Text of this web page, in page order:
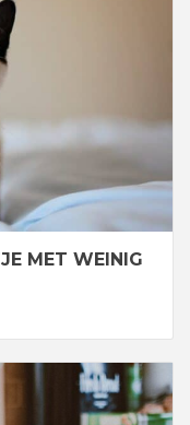
MET WEINIG